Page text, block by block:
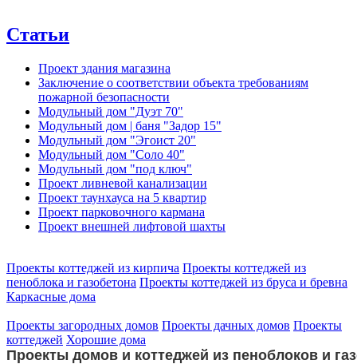
Статьи
Проект здания магазина
Заключение о соответствии объекта требованиям
пожарной безопасности
Модульный дом "Дуэт 70"
Модульный дом | баня "Задор 15"
Модульный дом "Эгоист 20"
Модульный дом "Соло 40"
Модульный дом "под ключ"
Проект ливневой канализации
Проект таунхауса на 5 квартир
Проект парковочного кармана
Проект внешней лифтовой шахты
Проекты коттеджей из кирпича Проекты коттеджей из
пеноблока и газобетона Проекты коттеджей из бруса и бревна
Каркасные дома
Проекты загородных домов Проекты дачных домов Проекты
коттеджей Хорошие дома
Проекты домов и коттеджей из пеноблоков и